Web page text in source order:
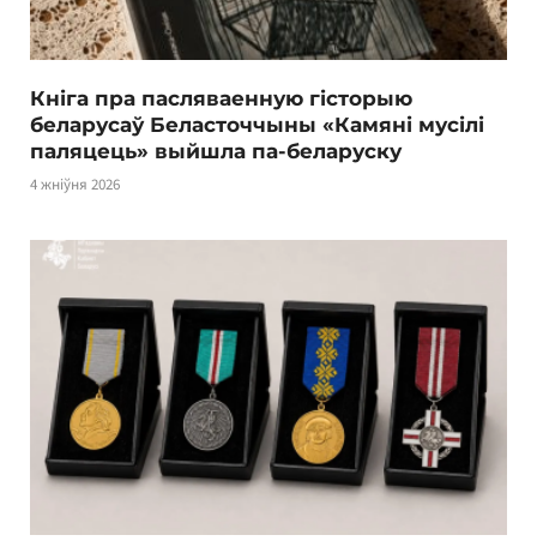
Кніга пра пасляваенную гісторыю
беларусаў Беласточчыны «Камяні мусілі
паляцець» выйшла па-беларуску
4 жніўня 2026